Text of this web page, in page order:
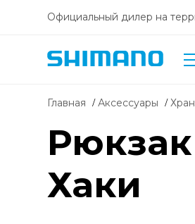
Официальный дилер на
Главная Аксессуары
Хаки